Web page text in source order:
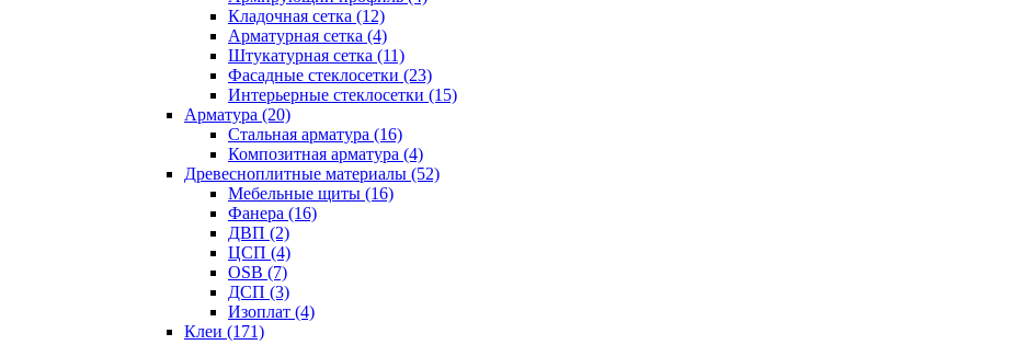
Кладочная сетка (12)
Арматурная сетка (4)
Штукатурная сетка (11)
Фасадные стеклосетки (23)
Интерьерные стеклосетки (15)
Арматура (20)
Стальная арматура (16)
Композитная арматура (4)
Древесноплитные материалы (52)
Мебельные щиты (16)
Фанера (16)
ДВП (2)
ЦСП (4)
OSB (7)
ДСП (3)
Изоплат (4)
Клеи (171)